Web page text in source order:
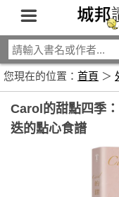
您現在的位置： 首頁 ＞
Carol的甜點四季
迭的點心食譜